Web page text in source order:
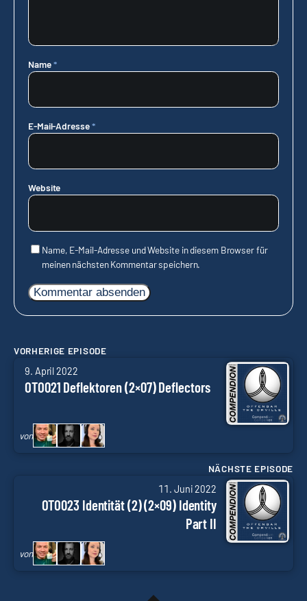
Name*
E-Mail-Adresse*
Website
Name, E-Mail-Adresse und Website in diesem Browser für
meinen nächsten Kommentar speichern.
VORHERIGE EPISODE
9. April 2022
OTO021 Deflektoren (2×07) Deflectors
von
von
Arne
Codenaga,
Alexander
Hoaxmaster,
NÄCHSTE EPISODE
11. Juni 2022
OTO023 Identität (2) (2×09) Identity
Part II
von
Codenaga,
Alexander